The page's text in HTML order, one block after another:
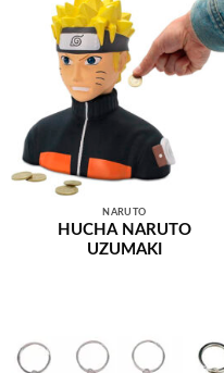
NARUTO
HUCHA NARUTO
UZUMAKI